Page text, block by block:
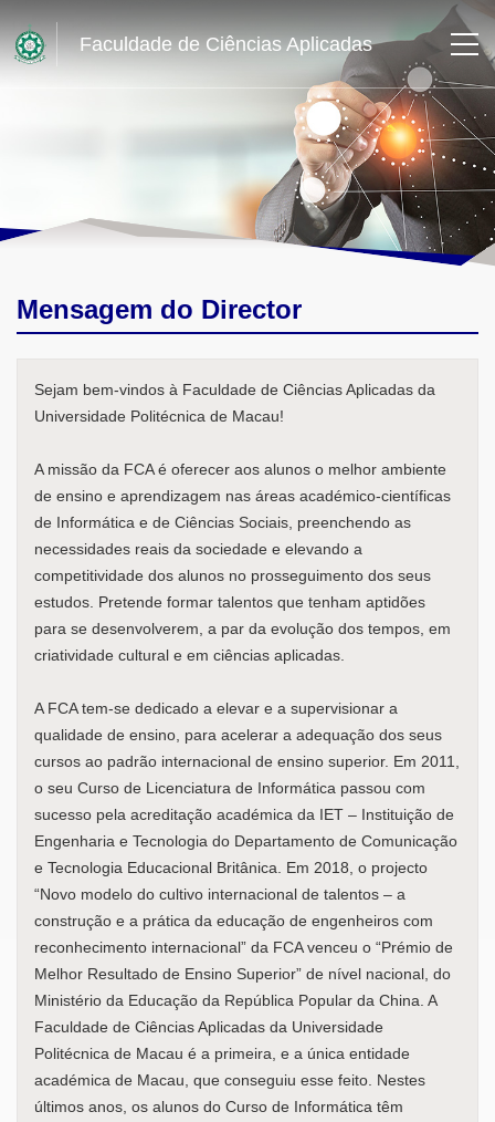
Faculdade de Ciências Aplicadas
Mensagem do Director
Sejam bem-vindos à Faculdade de Ciências Aplicadas da
Universidade Politécnica de Macau!
A missão da FCA é oferecer aos alunos o melhor ambiente
de ensino e aprendizagem nas áreas académico-científicas
de Informática e de Ciências Sociais, preenchendo as
necessidades reais da sociedade e elevando a
competitividade dos alunos no prosseguimento dos seus
estudos. Pretende formar talentos que tenham aptidões
para se desenvolverem, a par da evolução dos tempos, em
criatividade cultural e em ciências aplicadas.
A FCA tem-se dedicado a elevar e a supervisionar a
qualidade de ensino, para acelerar a adequação dos seus
cursos ao padrão internacional de ensino superior. Em 2011,
o seu Curso de Licenciatura de Informática passou com
sucesso pela acreditação académica da IET – Instituição de
Engenharia e Tecnologia do Departamento de Comunicação
e Tecnologia Educacional Britânica. Em 2018, o projecto
“Novo modelo do cultivo internacional de talentos – a
construção e a prática da educação de engenheiros com
reconhecimento internacional” da FCA venceu o “Prémio de
Melhor Resultado de Ensino Superior” de nível nacional, do
Ministério da Educação da República Popular da China. A
Faculdade de Ciências Aplicadas da Universidade
Politécnica de Macau é a primeira, e a única entidade
académica de Macau, que conseguiu esse feito. Nestes
últimos anos, os alunos do Curso de Informática têm